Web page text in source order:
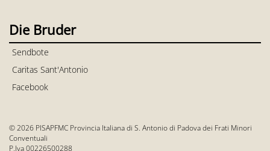
Die Bruder
Sendbote
Caritas Sant'Antonio
Facebook
© 2026 PISAPFMC Provincia Italiana di S. Antonio di Padova dei Frati Minori
Conventuali
P.Iva 00226500288